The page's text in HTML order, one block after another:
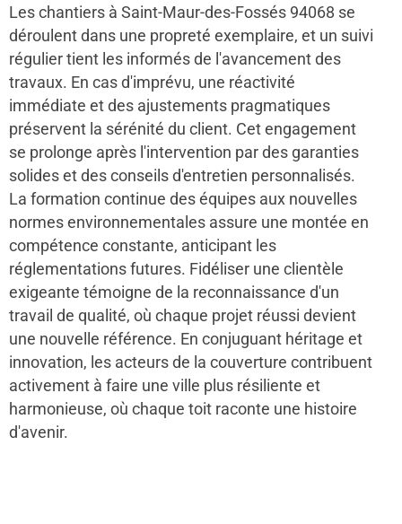
Les chantiers à Saint-Maur-des-Fossés 94068 se
déroulent dans une propreté exemplaire, et un suivi
régulier tient les informés de l'avancement des
travaux. En cas d'imprévu, une réactivité
immédiate et des ajustements pragmatiques
préservent la sérénité du client. Cet engagement
se prolonge après l'intervention par des garanties
solides et des conseils d'entretien personnalisés.
La formation continue des équipes aux nouvelles
normes environnementales assure une montée en
compétence constante, anticipant les
réglementations futures. Fidéliser une clientèle
exigeante témoigne de la reconnaissance d'un
travail de qualité, où chaque projet réussi devient
une nouvelle référence. En conjuguant héritage et
innovation, les acteurs de la couverture contribuent
activement à faire une ville plus résiliente et
harmonieuse, où chaque toit raconte une histoire
d'avenir.